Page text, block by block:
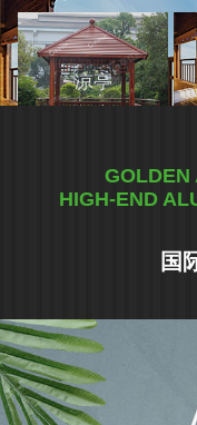
凉亭
GOLDEN
HIGH-END
国